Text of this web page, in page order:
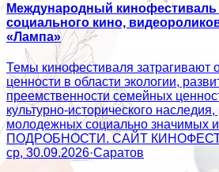
Международный кинофестиваль
социального кино,
«Лампа»
Темы кинофестиваля затрагивают
ценности в области экологии,
преемственности семейных
культурно-исторического наследия,
молодежных социально значимых
ПОДРОБНОСТИ. САЙТ
ср, 30.09.2026·Саратов